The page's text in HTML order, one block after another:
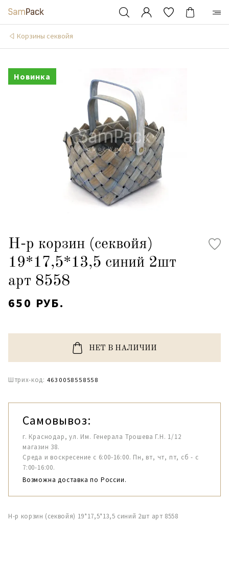
Корзины секвойя
Новинка
Н-р корзин (секвойя)
19*17,5*13,5 синий 2шт
арт 8558
650 РУБ.
НЕТ В НАЛИЧИИ
Штрих-код: 4630058558558
Самовывоз:
г. Краснодар, ул. Им. Генерала Трошева Г.Н. 1/12
магазин 38.
Среда и воскресение с 6:00-16:00. Пн, вт, чт, пт, сб - с
7:00-16:00.
Возможна доставка по России.
Н-р корзин (секвойя) 19*17,5*13,5 синий 2шт арт 8558